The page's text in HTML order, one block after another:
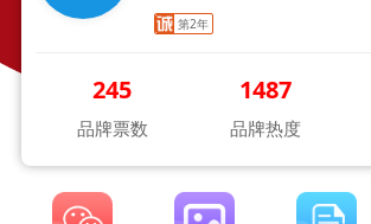
第2年
245
品牌票数
1487
品牌热度